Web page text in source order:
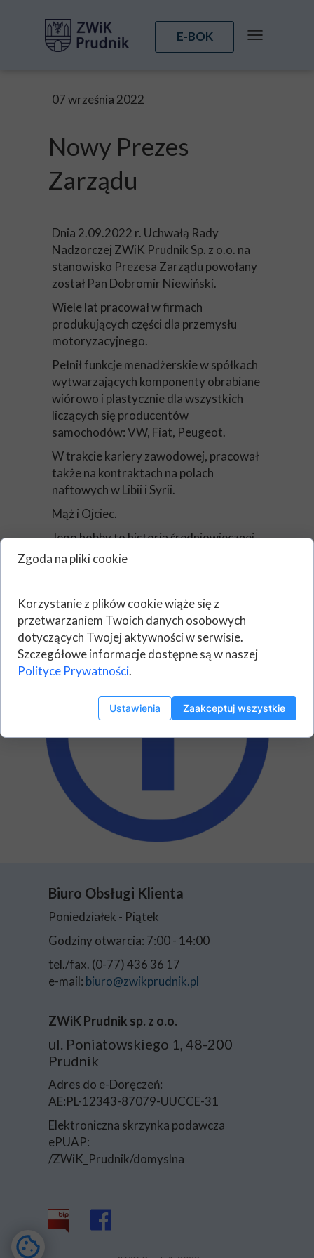
07 września 2022
Nowy Prezes
Zarządu
Dnia 2.09.2022 r. Uchwałą Rady
Nadzorczej ZWiK Prudnik Sp. z o.o. na
stanowisko Prezesa Zarządu powołany
został Pan Dobromir Niewiński.
Wiele lat pracował w firmach
produkujących części dla przemysłu
motoryzacyjnego.
Pełnił funkcje menadżerskie w spółkach
wytwarzających komponenty obrabiane
wiórowo i plastycznie dla wszystkich
liczących się producentów
samochodów: VW, Fiat, Peugeot.
W trakcie kariery zawodowej, pracował
także na kontraktach na polach
naftowych w Libii i Syrii.
Mąż i Ojciec.
Jego hobby to historia średniowiecznej
Polski, sporty wodne i opieka nad
E-BOK
Biuro Obsługi Klienta
Poniedziałek - Piątek
Godziny otwarcia: 7:00 - 14:00
tel./fax. (0-77) 436 36 17
e-mail: biuro@zwikprudnik.pl
ZWiK Prudnik sp. z o.o.
ul. Poniatowskiego 1, 48-200
Prudnik
Adres do e-Doręczeń:
AE:PL-12343-87079-UUCCE-31
Elektroniczna skrzynka podawcza
ePUAP:
/ZWiK_Prudnik/domyslna
Zgoda na pliki cookie
Korzystanie z plików cookie wiąże się z
przetwarzaniem Twoich danych osobowych
dotyczących Twojej aktywności w serwisie.
Szczegółowe informacje dostępne są w naszej
Polityce Prywatności.
Ustawienia Zaakceptuj wszystkie